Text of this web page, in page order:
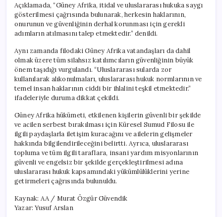
Açıklamada, “Güney Afrika, itidal ve uluslararası hukuka saygı
gösterilmesi çağrısında bulunarak, herkesin haklarının,
onurunun ve güvenliğinin derhal korunması için gerekli
adımların atılmasını talep etmektedir.” denildi.
Aynı zamanda filodaki Güney Afrika vatandaşları da dahil
olmak üzere tüm silahsız katılımcıların güvenliğinin büyük
önem taşıdığı vurgulandı. “Uluslararası sularda zor
kullanılarak alıkonulmaları, uluslararası hukuk normlarının ve
temel insan haklarının ciddi bir ihlalini teşkil etmektedir.”
ifadeleriyle duruma dikkat çekildi.
Güney Afrika hükümeti, etkilenen kişilerin güvenli bir şekilde
ve acilen serbest bırakılması için Küresel Sumud Filosu ile
ilgili paydaşlarla iletişim kuracağını ve ailelerin gelişmeler
hakkında bilgilendirileceğini belirtti. Ayrıca, uluslararası
topluma ve tüm ilgili taraflara, insani yardım misyonlarının
güvenli ve engelsiz bir şekilde gerçekleştirilmesi adına
uluslararası hukuk kapsamındaki yükümlülüklerini yerine
getirmeleri çağrısında bulunuldu.
Kaynak: AA / Murat Özgür Güvendik
Yazar: Yusuf Arslan